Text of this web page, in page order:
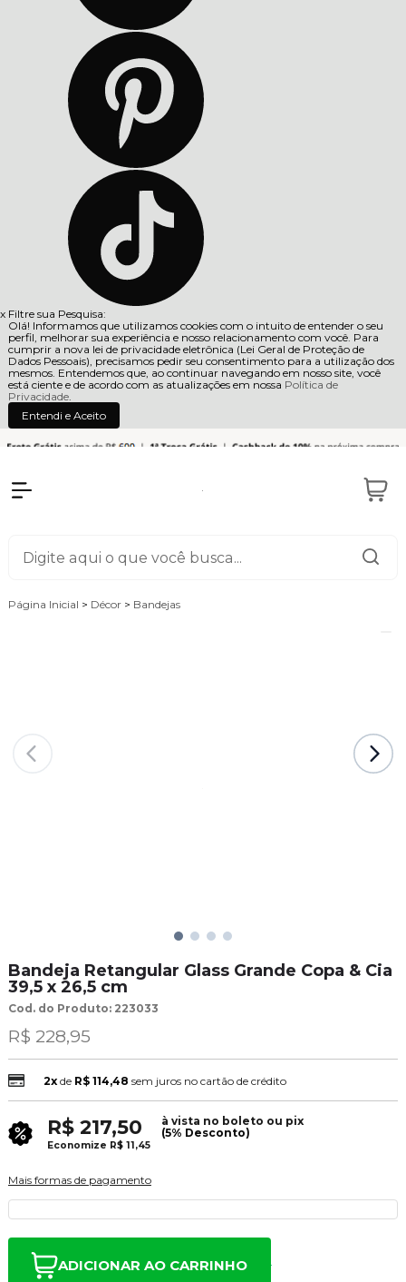
x Filtre sua Pesquisa:
Olá! Informamos que utilizamos cookies com o intuito de entender o seu
perfil, melhorar sua experiência e nosso relacionamento com você. Para
cumprir a nova lei de privacidade eletrônica (Lei Geral de Proteção de
Dados Pessoais), precisamos pedir seu consentimento para a utilização dos
mesmos. Entendemos que, ao continuar navegando em nosso site, você
está ciente e de acordo com as atualizações em nossa Política de
Privacidade.
Entendi e Aceito
Página Inicial > Décor > Bandejas
Bandeja Retangular Glass Grande Copa & Cia
39,5 x 26,5 cm
Cod. do Produto: 223033
R$ 228,95
2xde R$ 114,48 sem juros no cartão de crédito
R$ 217,50
à vista no boleto ou pix
(5% Desconto)
Economize R$ 11,45
Mais formas de pagamento
ADICIONAR AO CARRINHO